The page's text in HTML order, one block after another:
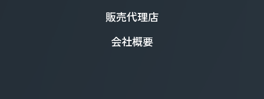
販売代理店
会社概要